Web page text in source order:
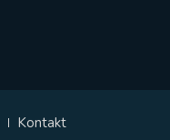
Kontakt